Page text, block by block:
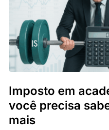
Imposto em
você precisa
mais